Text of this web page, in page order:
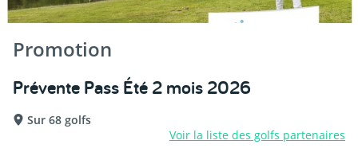
Promotion
Prévente Pass Été 2 mois 2026
Sur 68 golfs
Voir la liste des golfs partenaires